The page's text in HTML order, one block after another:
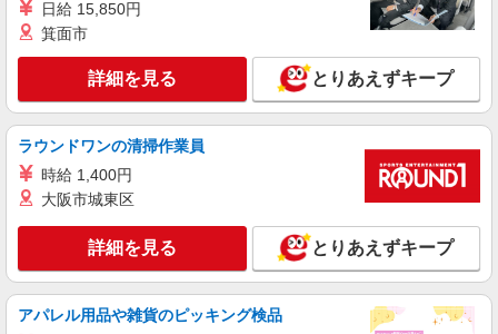
日給 15,850円
箕面市
詳細を見る とりあえずキープ
ラウンドワンの清掃作業員
時給 1,400円
大阪市城東区
詳細を見る とりあえずキープ
アパレル用品や雑貨のピッキング検品